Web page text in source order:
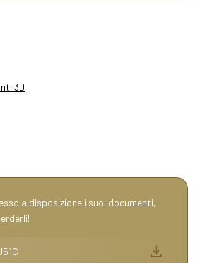
3D
a disposizione i suoi documenti,
download